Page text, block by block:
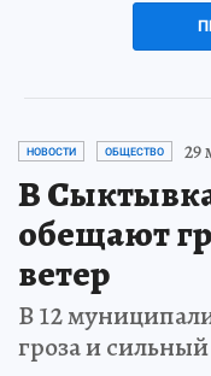
НОВОСТИ ОБЩЕСТВО 29
В
обещают
ветер
В 12
гроза и